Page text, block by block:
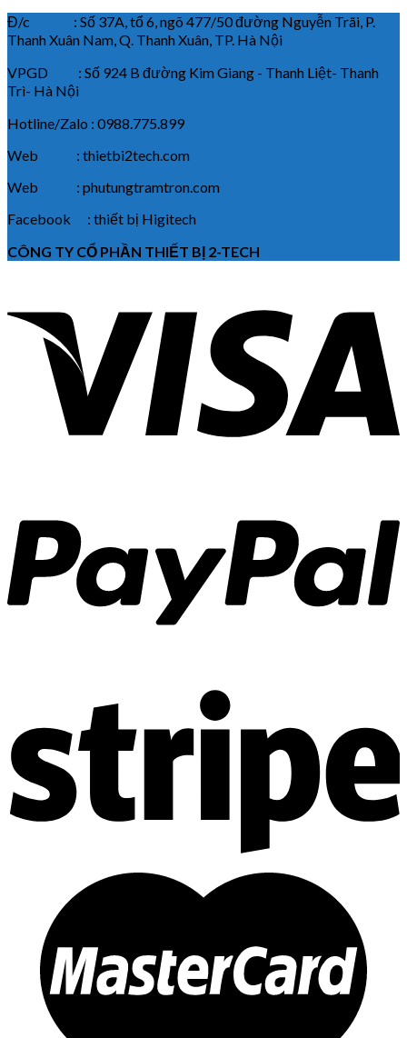
Đ/c : Số 37A, tổ 6, ngõ 477/50 đường Nguyễn Trãi, P.
Thanh Xuân Nam, Q. Thanh Xuân, TP. Hà Nội
VPGD : Số 924 B đường Kim Giang - Thanh Liệt- Thanh
Trì- Hà Nội
Hotline/Zalo : 0988.775.899
Web : thietbi2tech.com
Web : phutungtramtron.com
Facebook : thiết bị Higitech
CÔNG TY CỔ PHẦN THIẾT BỊ 2-TECH